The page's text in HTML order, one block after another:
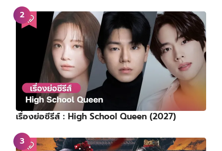
เรื่องย่อซีรีส์ : High School Queen (2027)